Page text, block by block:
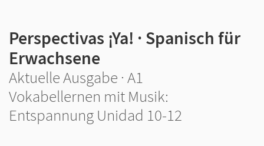
Perspectivas ¡Ya! · Spanisch für
Erwachsene
Aktuelle Ausgabe · A1
Vokabellernen mit Musik:
Entspannung Unidad 10-12